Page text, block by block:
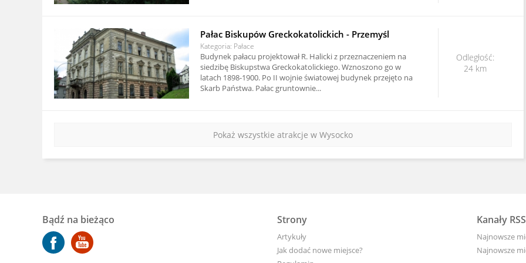
Pałac Biskupów Greckokatolickich - Przemyśl
Kategoria: Pałace
Budynek pałacu projektował R. Halicki z przeznaczeniem na
siedzibę Biskupstwa Greckokatolickiego. Wznoszono go w
latach 1898-1900. Po II wojnie światowej budynek przejęto na
Skarb Państwa. Pałac gruntownie...
Odległość:
24 km
Pokaż wszystkie atrakcje w Wysocko
Bądź na bieżąco Strony
Artykuły
Jak dodać nowe miejsce?
Kanały RSS
Najnowsze
Najnowsze